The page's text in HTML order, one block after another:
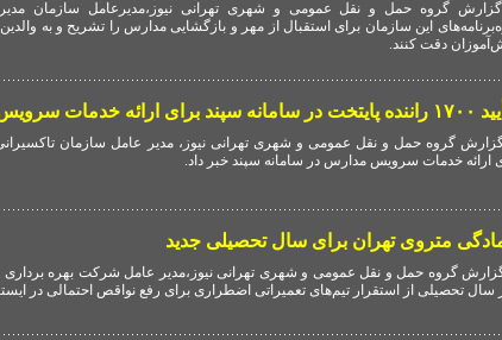
گزارش گروه حمل و نقل عمومی و شهری تهرانی نیوز،مدیرعامل سازمان
این سازمان برای استقبال از مهر و بازگشایی مدارس را تشریح و به
دقت کنند.
سپند برای ارائه خدمات سرویس مدارس
ارائه خدمات سرویس مدارس در سامانه سپند خبر داد.
متروی تهران برای سال تحصیلی جدید
گروه حمل و نقل عمومی و شهری تهرانی نیوز،مدیر عامل شرکت بهره برداری
سال تحصیلی از استقرار تیم‌های تعمیراتی اضطراری برای رفع نواقص احتمالی در